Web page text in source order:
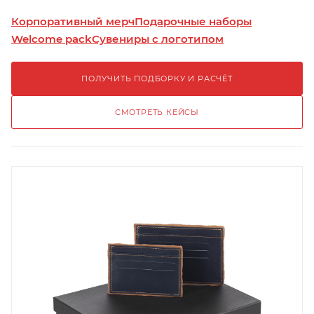
Корпоративный мерчПодарочные наборы
Welcome packСувениры с логотипом
ПОЛУЧИТЬ ПОДБОРКУ И РАСЧЁТ
СМОТРЕТЬ КЕЙСЫ